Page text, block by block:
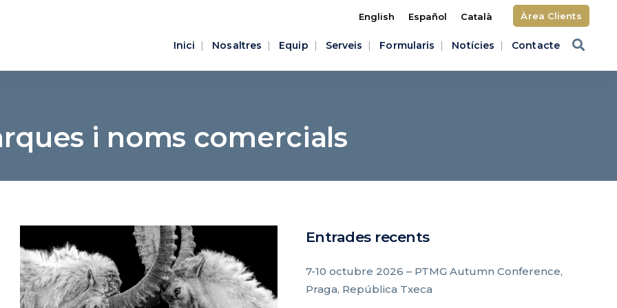
English Español Català Àrea Clients
Inici Nosaltres Equip Serveis Formularis Notícies Contacte
i noms comercials
Entrades recents
7-10 octubre 2026 – PTMG Autumn Conference,
Praga, República Txeca